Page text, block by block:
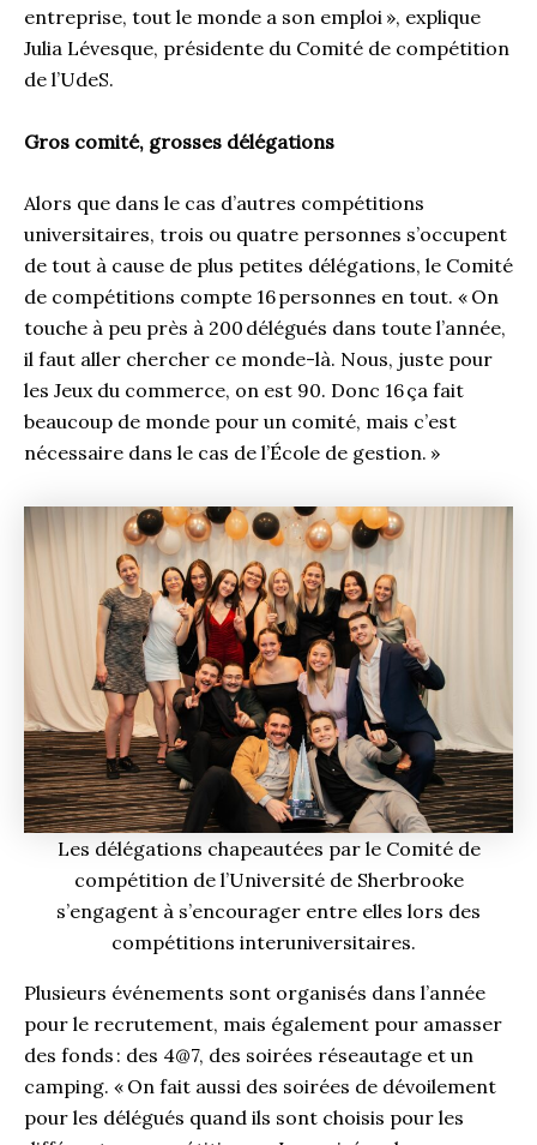
entreprise, tout le monde a son emploi », explique
Julia Lévesque, présidente du Comité de compétition
de l’UdeS.
Gros comité, grosses délégations
Alors que dans le cas d’autres compétitions
universitaires, trois ou quatre personnes s’occupent
de tout à cause de plus petites délégations, le Comité
de compétitions compte 16 personnes en tout. « On
touche à peu près à 200 délégués dans toute l’année,
il faut aller chercher ce monde-là. Nous, juste pour
les Jeux du commerce, on est 90. Donc 16 ça fait
beaucoup de monde pour un comité, mais c’est
nécessaire dans le cas de l’École de gestion. »
Les délégations chapeautées par le Comité de
compétition de l’Université de Sherbrooke
s’engagent à s’encourager entre elles lors des
compétitions interuniversitaires.
Plusieurs événements sont organisés dans l’année
pour le recrutement, mais également pour amasser
des fonds : des 4@7, des soirées réseautage et un
camping. « On fait aussi des soirées de dévoilement
pour les délégués quand ils sont choisis pour les